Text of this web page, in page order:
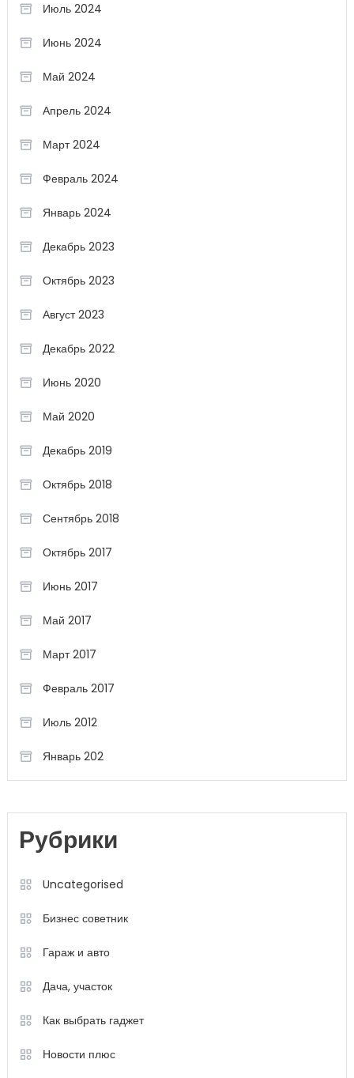
Июль 2024
Июнь 2024
Май 2024
Апрель 2024
Март 2024
Февраль 2024
Январь 2024
Декабрь 2023
Октябрь 2023
Август 2023
Декабрь 2022
Июнь 2020
Май 2020
Декабрь 2019
Октябрь 2018
Сентябрь 2018
Октябрь 2017
Июнь 2017
Май 2017
Март 2017
Февраль 2017
Июль 2012
Январь 202
Рубрики
Uncategorised
Бизнес советник
Гараж и авто
Дача, участок
Как выбрать гаджет
Новости плюс